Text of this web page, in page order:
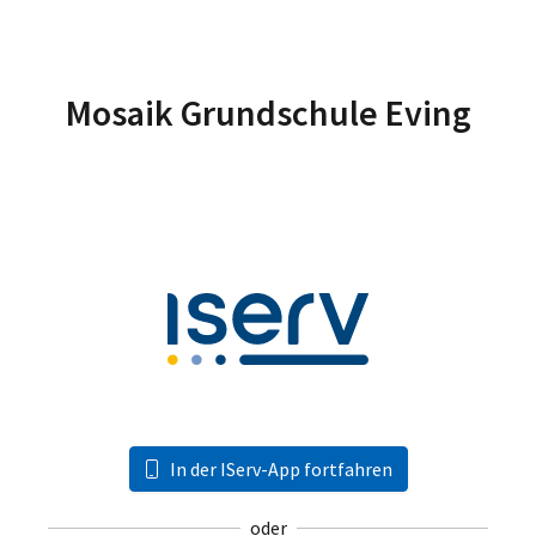
Mosaik Grundschule Eving
In der IServ-App fortfahren
oder